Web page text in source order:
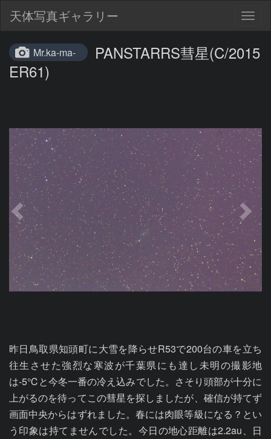
天体写真ギャラリー
Mr.ka-ma-
PANSTARRS彗星(C/2015
ER61)
昨日鳥取県知頭町に大雪を降らせR53で200台の車を立ち
往生させた強烈な寒波が千葉県にも達し未明の撮影地
は-5℃と今冬一番の冷え込みでした。さそり頭部が十分に
上がるのを待ってこの彗星を探しましたが、確信が持てず
画面中央からはずれました。春には肉眼等級になる？とい
う印象は持てませんでした。今日の地心距離は2.2au、日